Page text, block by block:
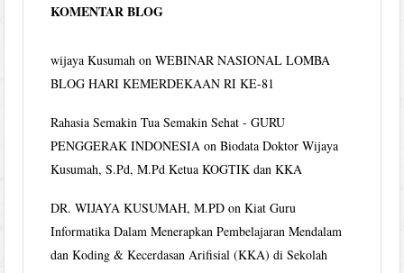
KOMENTAR BLOG
wijaya Kusumah onWEBINAR NASIONAL LOMBA
BLOG HARI KEMERDEKAAN RI KE-81
Rahasia Semakin Tua Semakin Sehat - GURU
PENGGERAK INDONESIA onBiodata Doktor Wijaya
Kusumah, S.Pd, M.Pd Ketua KOGTIK dan KKA
DR. WIJAYA KUSUMAH, M.PD onKiat Guru
Informatika Dalam Menerapkan Pembelajaran Mendalam
dan Koding & Kecerdasan Arifisial (KKA) di Sekolah